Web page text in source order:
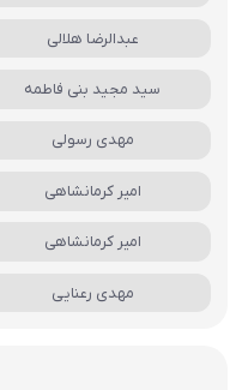
عبدالرضا هلالی
سید مجید بنی فاطمه
مهدی رسولی
امیر کرمانشاهی
امیر کرمانشاهی
مهدی رعنایی